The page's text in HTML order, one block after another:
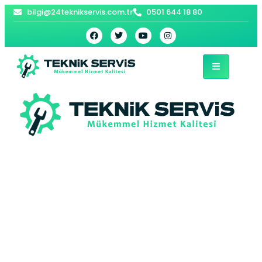
bilgi@24teknikservis.com.tr 0501 644 18 80